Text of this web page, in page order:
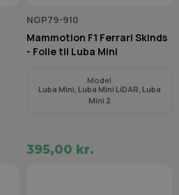
NGP79-910
Mammotion F1 Ferrari Skinds
- Folie til Luba Mini
Model
Luba Mini, Luba Mini LiDAR, Luba
Mini 2
395,00 kr.